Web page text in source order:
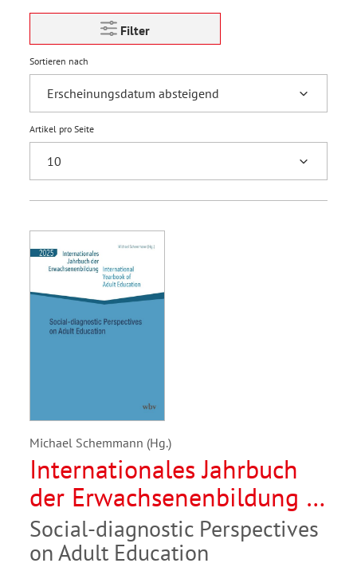
Filter
Sortieren nach
Artikel pro Seite
Michael Schemmann (Hg.)
Internationales Jahrbuch
der Erwachsenenbildung /
International Yearbook of
Adult Education 2025
Social-diagnostic Perspectives
on Adult Education